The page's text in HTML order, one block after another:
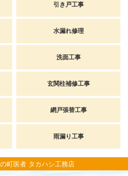
引き戸工事
水漏れ修理
洗面工事
玄関柱補修工事
網戸張替工事
雨漏り工事
町医者 タカハシ工務店